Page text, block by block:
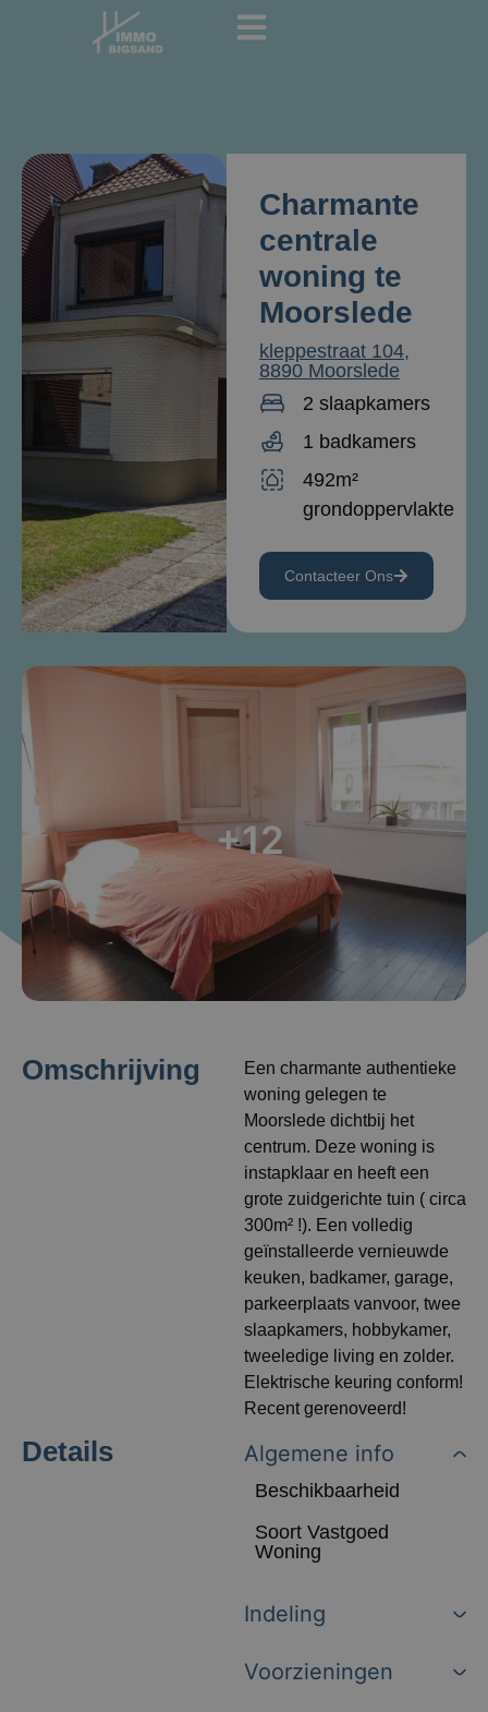
Charmante
centrale
woning te
Moorslede
kleppestraat 104,
8890 Moorslede
2 slaapkamers
1 badkamers
492m²
grondoppervlakte
Contacteer Ons
+12
Omschrijving
Een charmante authentieke
woning gelegen te
Moorslede dichtbij het
centrum. Deze woning is
instapklaar en heeft een
grote zuidgerichte tuin ( circa
300m² !). Een volledig
geïnstalleerde vernieuwde
keuken, badkamer, garage,
parkeerplaats vanvoor, twee
slaapkamers, hobbykamer,
tweeledige living en zolder.
Elektrische keuring conform!
Recent gerenoveerd!
Details Algemene info
Beschikbaarheid
Soort Vastgoed
Woning
Indeling
Voorzieningen